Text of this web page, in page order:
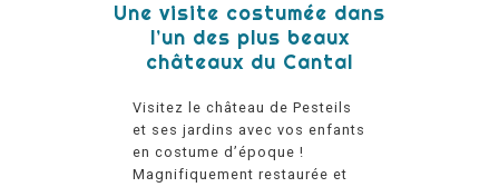
Une visite costumée dans
l’un des plus beaux
châteaux du Cantal
Visitez le château de Pesteils
et ses jardins avec vos enfants
en costume d’époque !
Magnifiquement restaurée et